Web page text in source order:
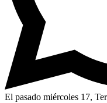
El pasado miércoles 17,